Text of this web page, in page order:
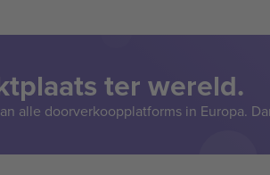
ter wereld.
alle doorverkoopplatforms in Europa.